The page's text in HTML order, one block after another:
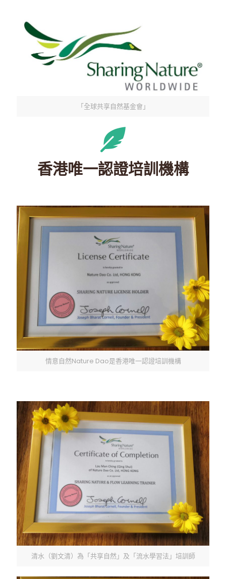
「全球共享自然基金會」
香港唯一認證培訓機構
情意自然Nature Dao是香港唯一認證培訓機構
清水（劉文清）為「共享自然」及「流水學習法」培訓師